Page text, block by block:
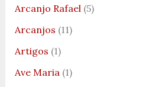
Arcanjo Rafael(5)
Arcanjos (11)
Artigos (1)
Ave Maria(1)